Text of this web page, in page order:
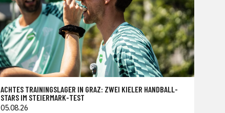
ACHTES TRAININGSLAGER IN GRAZ: ZWEI KIELER HANDBALL-
STARS IM STEIERMARK-TEST
05.08.26